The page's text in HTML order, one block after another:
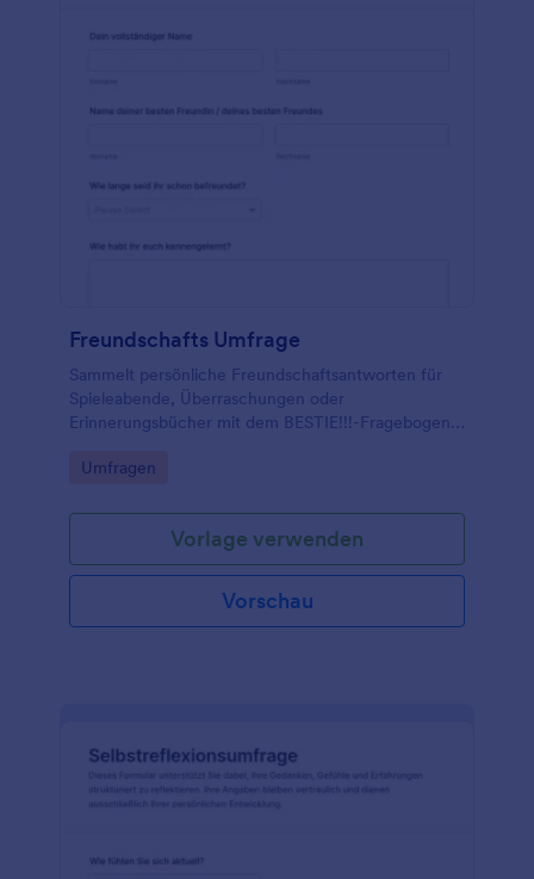
Freundschafts Umfrage
Sammelt persönliche Freundschaftsantworten für
Spieleabende, Überraschungen oder
Erinnerungsbücher mit dem BESTIE!!!-Fragebogen-
Formularantworten für eure Datenerfassung an
Go to Category:
Umfragen
Vorlage verwenden
Vorschau